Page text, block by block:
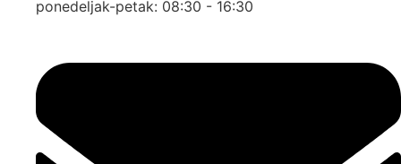
ponedeljak-petak: 08:30 - 16:30